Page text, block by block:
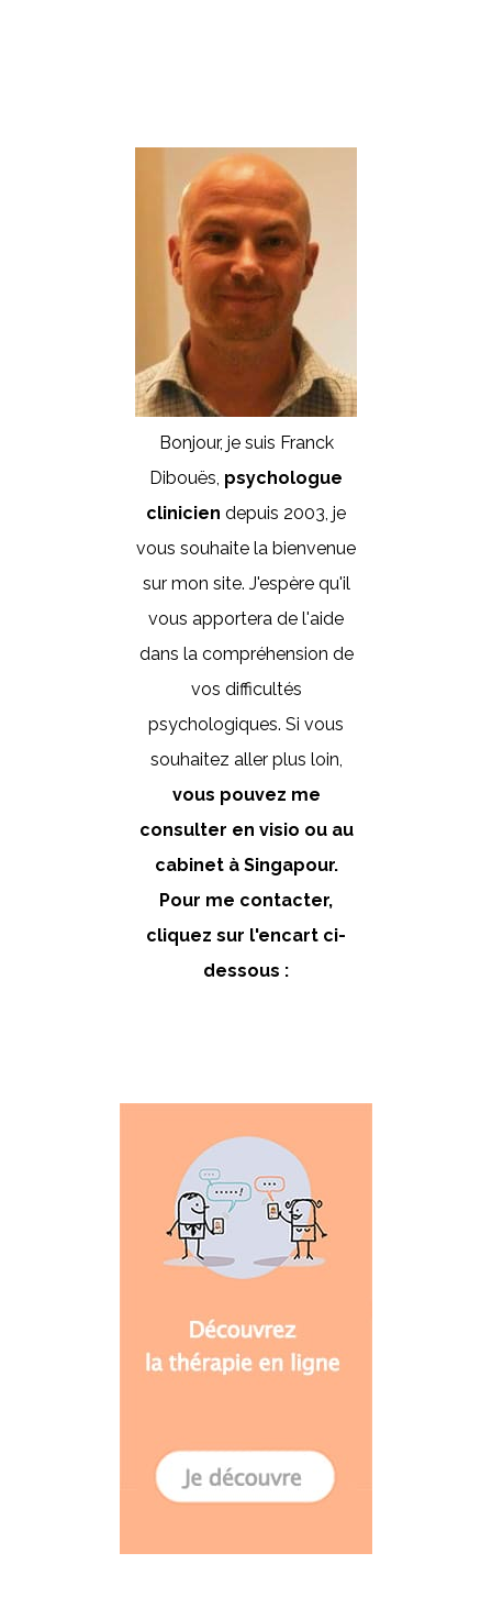
Bonjour, je suis Franck
Dibouës, psychologue
clinicien depuis 2003, je
vous souhaite la bienvenue
sur mon site. J'espère qu'il
vous apportera de l'aide
dans la compréhension de
vos difficultés
psychologiques. Si vous
souhaitez aller plus loin,
vous pouvez me
consulter en visio ou au
cabinet à Singapour.
Pour me contacter,
cliquez sur l'encart ci-
dessous :